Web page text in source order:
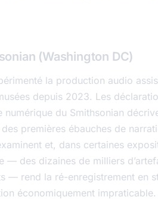
(Washington DC)
la production audio
depuis 2023. Les
numérique du Smithsonian
premières ébauches de
et, dans certaines
— des dizaines de milliers
— rend la ré-enregistrement en
économiquement impraticable.